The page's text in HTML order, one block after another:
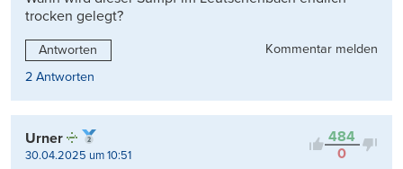
trocken gelegt?
Antworten
Kommentar melden
2 Antworten
484
0
Urner
30.04.2025 um 10:51